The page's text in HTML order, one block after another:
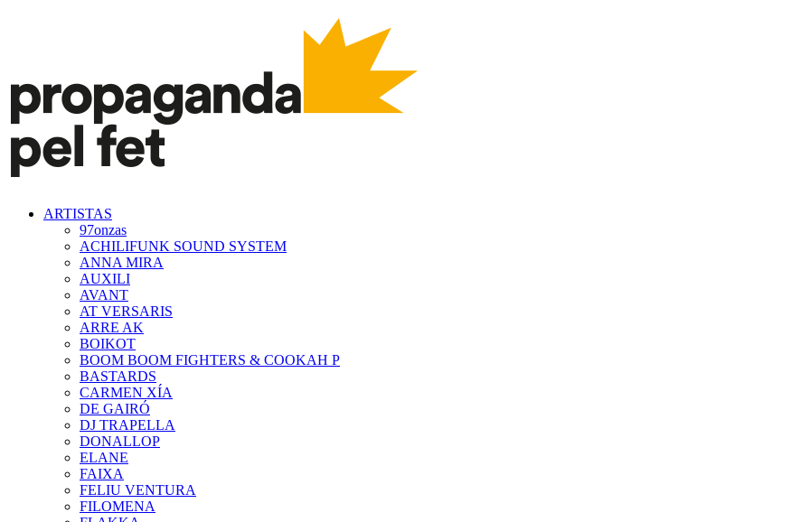
ARTISTAS
97onzas
ACHILIFUNK SOUND SYSTEM
ANNA MIRA
AUXILI
AVANT
AT VERSARIS
ARRE AK
BOIKOT
BOOM BOOM FIGHTERS & COOKAH P
BASTARDS
CARMEN XÍA
DE GAIRÓ
DJ TRAPELLA
DONALLOP
ELANE
FAIXA
FELIU VENTURA
FILOMENA